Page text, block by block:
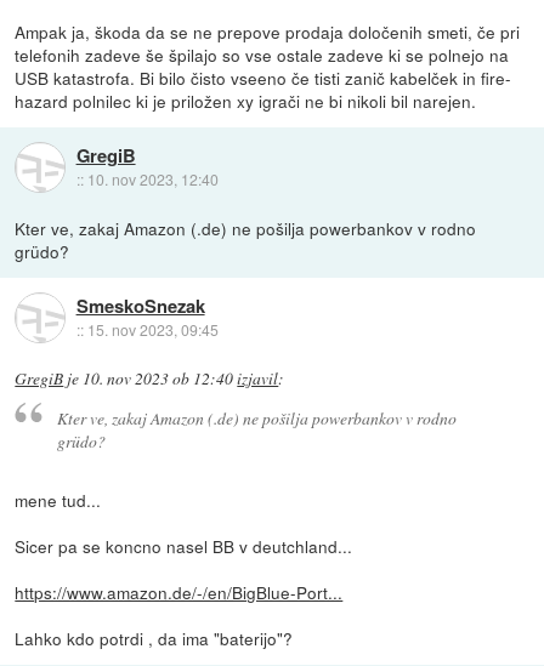
Ampak ja, škoda da se ne prepove prodaja določenih smeti, če pri
telefonih zadeve še špilajo so vse ostale zadeve ki se polnejo na
USB katastrofa. Bi bilo čisto vseeno če tisti zanič kabelček in fire-
hazard polnilec ki je priložen xy igrači ne bi nikoli bil narejen.
GregiB
:: 10. nov 2023, 12:40
Kter ve, zakaj Amazon (.de) ne pošilja powerbankov v rodno
grüdo?
SmeskoSnezak
:: 15. nov 2023, 09:45
GregiB je 10. nov 2023 ob 12:40izjavil:
Kter ve, zakaj Amazon (.de) ne pošilja powerbankov v rodno
grüdo?
mene tud...
Sicer pa se koncno nasel BB v deutchland...
https://www.amazon.de/-/en/BigBlue-Port...
Lahko kdo potrdi , da ima "baterijo"?